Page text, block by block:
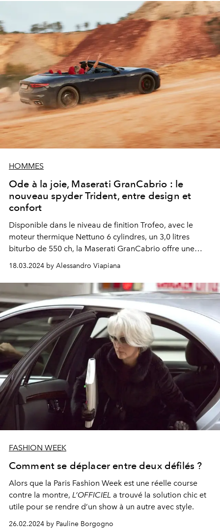
HOMMES
Ode à la joie, Maserati GranCabrio : le
nouveau spyder Trident, entre design et
confort
Disponible dans le niveau de finition Trofeo, avec le
moteur thermique Nettuno 6 cylindres, un 3,0 litres
biturbo de 550 ch, la Maserati GranCabrio offre une
expérience inégalée.
Marco Gentile célèbre ce lancement.
18.03.2024 by Alessandro Viapiana
FASHION WEEK
Comment se déplacer entre deux défilés ?
Alors que la Paris Fashion Week est une réelle course
contre la montre, L’OFFICIEL a trouvé la solution chic et
utile pour se rendre d’un show à un autre avec style.
26.02.2024 by Pauline Borgogno